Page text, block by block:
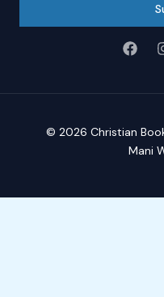
© 2026 Christian
Mani